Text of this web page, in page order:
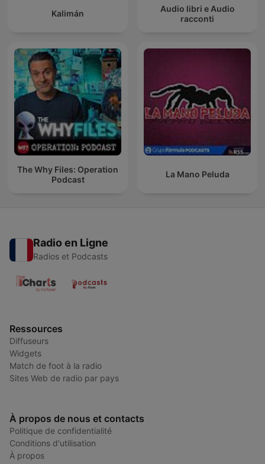
Kalimán
Audio libri e Audio
racconti
The Why Files: Operation
Podcast
La Mano Peluda
Radio en Ligne
Radios et Podcasts
Ressources
Diffuseurs
Widgets
Match de foot à la radio
Sites Web de radio par pays
À propos de nous et contacts
Politique de confidentialité
Conditions d'utilisation
À propos